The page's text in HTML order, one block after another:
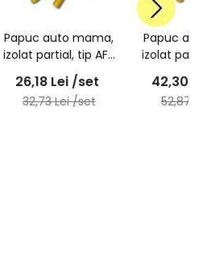
Papuc auto mama,
izolat partial, tip AFH
6/6,3 - 100buc/set
26,18 Lei /set
32,73Lei /set
Papuc
izolat
42,30
52,87